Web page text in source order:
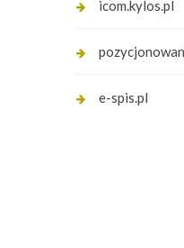
icom.kylos.pl
e-spis.pl